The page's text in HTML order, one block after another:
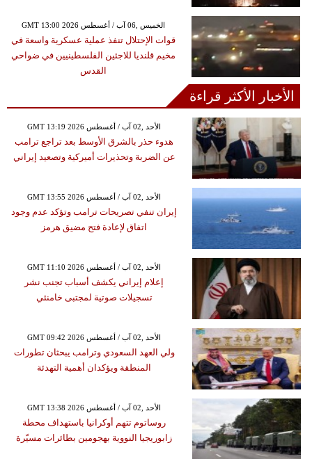
GMT 13:00 2026 الخميس ,06 آب / أغسطس
قوات الإحتلال تنفذ عملية عسكرية واسعة في
مخيم قلنديا للاجئين الفلسطينيين في ضواحي
القدس
الأخبار الأكثر قراءة
GMT 13:19 2026 الأحد ,02 آب / أغسطس
هدوء حذر بالشرق الأوسط بعد تراجع ترامب
عن الضربة وتحذيرات أميركية وتصعيد إيراني
GMT 13:55 2026 الأحد ,02 آب / أغسطس
إيران تنفي تصريحات ترامب وتؤكد عدم وجود
اتفاق لإعادة فتح مضيق هرمز
GMT 11:10 2026 الأحد ,02 آب / أغسطس
إعلام إيراني يكشف أسباب تجنب نشر
تسجيلات صوتية لمجتبى خامنئي
GMT 09:42 2026 الأحد ,02 آب / أغسطس
ولي العهد السعودي وترامب يبحثان تطورات
المنطقة ويؤكدان أهمية التهدئة
GMT 13:38 2026 الأحد ,02 آب / أغسطس
روساتوم تتهم أوكرانيا باستهداف محطة
زابوريجيا النووية بهجومين بطائرات مسيّرة